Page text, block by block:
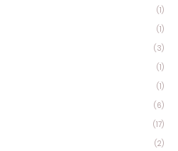
(1)
(1)
(3)
(1)
(1)
(6)
(17)
(2)